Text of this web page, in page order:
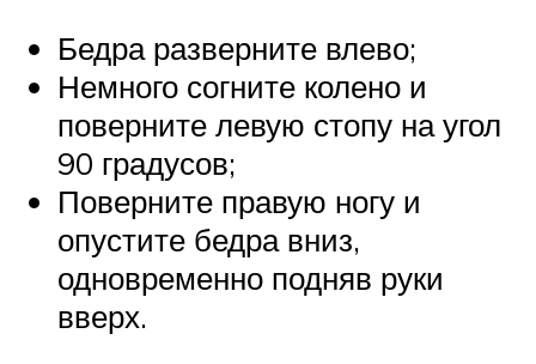
Бедра разверните влево;
Немного согните колено и
поверните левую стопу на угол
90 градусов;
Поверните правую ногу и
опустите бедра вниз,
одновременно подняв руки
вверх.